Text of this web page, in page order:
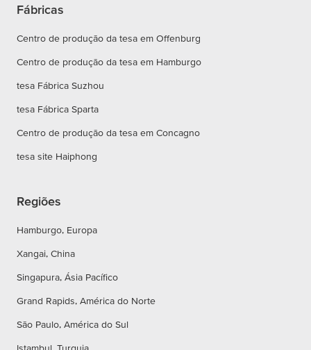
Fábricas
Centro de produção da tesa em Offenburg
Centro de produção da tesa em Hamburgo
tesa Fábrica Suzhou
tesa Fábrica Sparta
Centro de produção da tesa em Concagno
tesa site Haiphong
Regiões
Hamburgo, Europa
Xangai, China
Singapura, Ásia Pacífico
Grand Rapids, América do Norte
São Paulo, América do Sul